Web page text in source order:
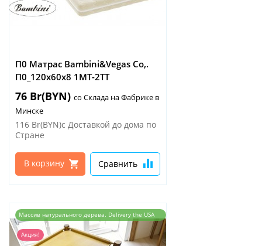
П0 Матрас Bambini&Vegas Co,.
П0_120х60х8 1МТ-2ТТ
76 Br(BYN) со Склада на Фабрике в
Минске
116 Br(BYN)с Доставкой до дома по
Стране
В корзину Сравнить
Массив натурального дерева. Delivery the USA
and the EU
Акция!